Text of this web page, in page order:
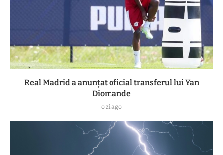
Real Madrid a anunțat oficial transferul lui Yan
Diomande
o zi ago